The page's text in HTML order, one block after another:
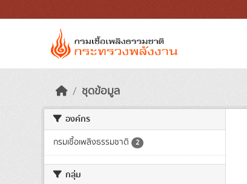
ชุดข้อมูล
องค์กร
กรมเชื้อเพลิงธรรมชาติ 2
กลุ่ม